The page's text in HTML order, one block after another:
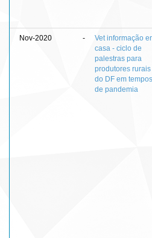
Nov-2020 -
Vet informação
casa - ciclo de
palestras para
produtores rurais
do DF em tempos
de pandemia